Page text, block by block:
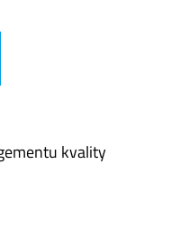
kvality